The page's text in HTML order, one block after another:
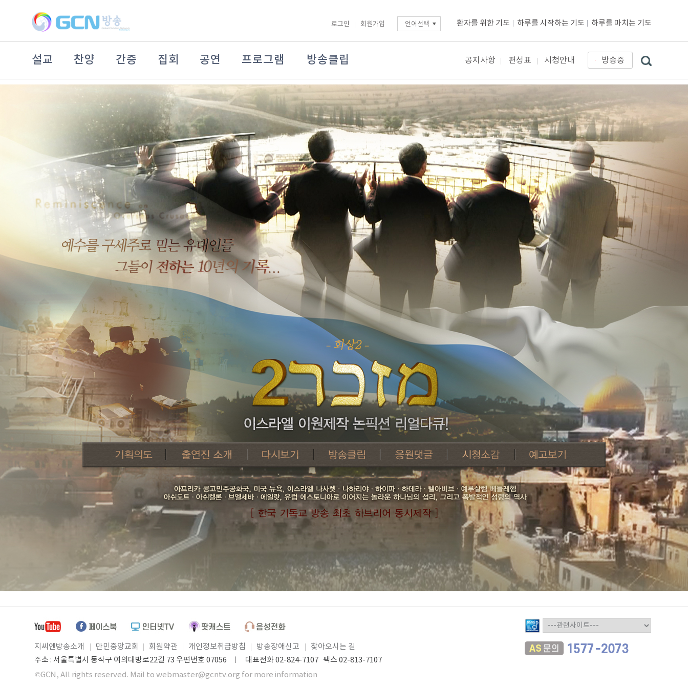
로그인 회원가입 언어선택 환자를 위한 기도 하루를 시작하는 기도 하루를 마치는 기도
설교 찬양 간증 집회 공연 프로그램 방송클립 공지사항 편성표 시청안내 방송중
지씨엔방송소개 만민중앙교회 회원약관 개인정보취급방침 방송장애신고
찾아오시는 길
주소 : 서울특별시 동작구 여의대방로22길 73 우편번호 07056 ㅣ 대표전화 02-824-7107 팩스 02-813-7107
©GCN, All rights reserved. Mail to webmaster@gcntv.org for more information